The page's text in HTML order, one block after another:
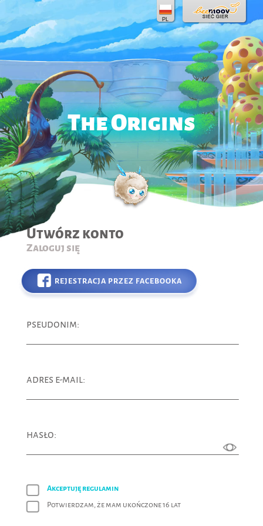
The Origins
Utwórz konto
Zaloguj się
REJESTRACJA PRZEZ FACEBOOKA
pseudonim:
adres e-mail:
hasło:
Akceptuję regulamin
Potwierdzam, że mam ukończone 16 lat
PL